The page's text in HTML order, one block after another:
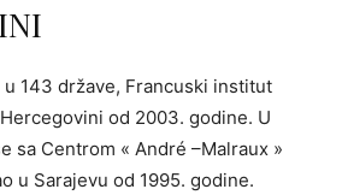
143 države, Francuski institut
od 2003. godine. U
sa Centrom « André –Malraux »
u Sarajevu od 1995. godine.